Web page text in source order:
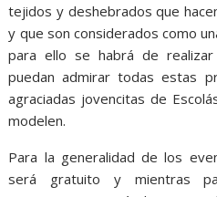
tejidos y deshebrados que
y que son considerados como
para ello se habrá de
puedan admirar todas estas
agraciadas jovencitas de
modelen.
Para la generalidad de los
será gratuito y mientras